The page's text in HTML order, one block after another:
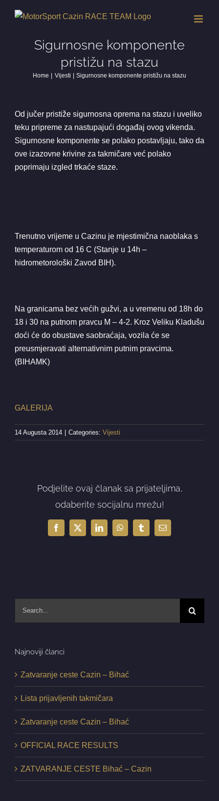
Sigurnosne komponente
pristižu na stazu
Home Vijesti Sigurnosne komponente pristižu na stazu
Od jučer pristiže sigurnosna oprema na stazu i uveliko
teku pripreme za nastupajući događaj ovog vikenda.
Sigurnosne komponente se polako postavljaju, tako da
ove izazovne krivine za takmičare već polako
poprimaju izgled trkaće staze.
Trenutno vrijeme u Cazinu je mjestimična naoblaka s
temperaturom od 16 C (Stanje u 14h –
hidrometorološki Zavod BIH).
Na granicama bez većih gužvi, a u vremenu od 18h do
18 i 30 na putnom pravcu M – 4-2. Kroz Veliku Kladušu
doći će do obustave saobraćaja, vozila će se
preusmjeravati alternativnim putnim pravcima.
(BIHAMK)
GALERIJA
14 Augusta 2014 Categories: Vijesti
Podjelite ovaj članak sa prijateljima,
odaberite socijalnu mrežu!
Facebook
X LinkedInWhatsAppTumblrEmail
Najnoviji članci
Zatvaranje ceste Cazin – Bihać
Lista prijavljenih takmičara
Zatvaranje ceste Cazin – Bihać
OFFICIAL RACE RESULTS
ZATVARANJE CESTE Bihać – Cazin